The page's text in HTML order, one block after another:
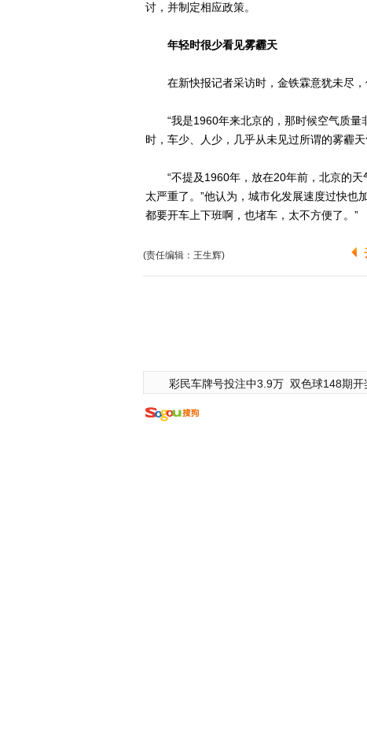
讨，并制定相应政策。
年轻时很少看见雾霾天
在新快报记者采访时，金铁霖意犹未尽，
“我是1960年来北京的，那时候空气质量
时，车少、人少，几乎从未见过所谓的雾霾天
“不提及1960年，放在20年前，北京的天
太严重了。”他认为，城市化发展速度过快也
都要开车上下班啊，也堵车，太不方便了。”
(责任编辑：王生辉)
彩民车牌号投注中3.9万 双色球148期